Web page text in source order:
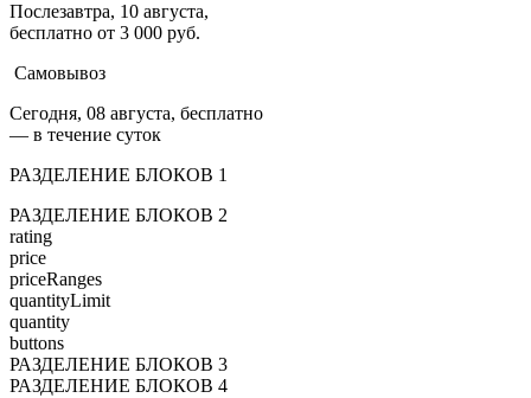
Послезавтра, 10 августа,
бесплатно от 3 000 руб.
Самовывоз
Сегодня, 08 августа, бесплатно
— в течение суток
РАЗДЕЛЕНИЕ БЛОКОВ 1
РАЗДЕЛЕНИЕ БЛОКОВ 2
rating
price
priceRanges
quantityLimit
quantity
buttons
РАЗДЕЛЕНИЕ БЛОКОВ 3
РАЗДЕЛЕНИЕ БЛОКОВ 4